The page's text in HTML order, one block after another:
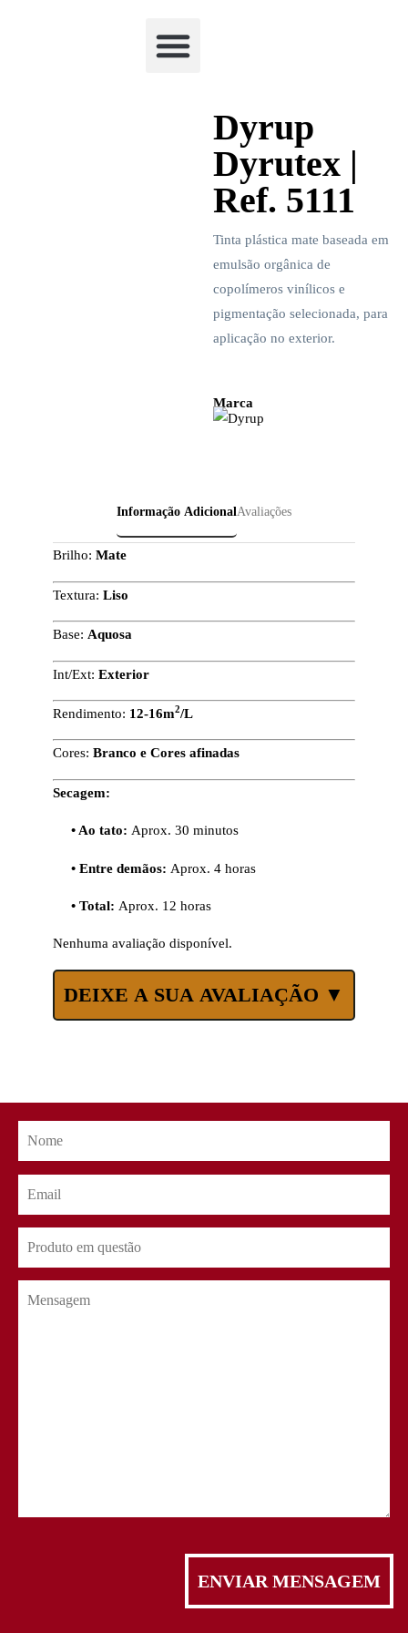
Dyrup
Dyrutex |
Ref. 5111
Tinta plástica mate baseada em
emulsão orgânica de
copolímeros vinílicos e
pigmentação selecionada, para
aplicação no exterior.
Marca
Informação AdicionalAvaliações
Brilho: Mate
Textura: Liso
Base: Aquosa
Int/Ext: Exterior
Rendimento: 12-16m2/L
Cores: Branco e Cores afinadas
Secagem:
• Ao tato: Aprox. 30 minutos
• Entre demãos: Aprox. 4 horas
• Total: Aprox. 12 horas
Nenhuma avaliação disponível.
DEIXE A SUA AVALIAÇÃO ▼